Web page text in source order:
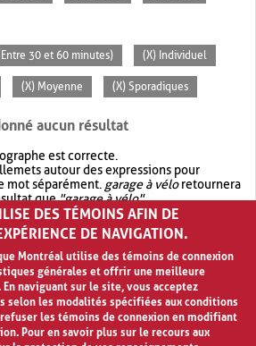
30 et 60 minutes) (X) Individuel
(X) Moyenne (X) Sporadiques
aucun résultat
est correcte.
autour des expressions pour
mot séparément. garage à véloretournera
que"garage à vélo".
votre recherche avec OR.garage OR vélo
plus de résultat quegarage à vélo
DES TÉMOINS AFIN DE
DE NAVIGATION.
Montréal utilise des témoins de connexion
générales et offrir une meilleure
naviguant sur le site, vous acceptez
selon les modalités spécifiées aux conditions
les témoins de connexion en modifiant
Pour en savoir plus sur le recours aux